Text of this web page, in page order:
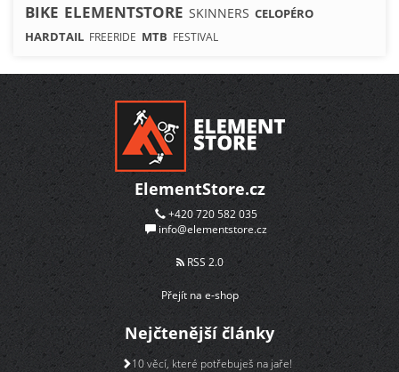
BIKE ELEMENTSTORE SKINNERS CELOPÉRO
HARDTAIL FREERIDE MTB FESTIVAL
ElementStore.cz
+420 720 582 035
info@elementstore.cz
RSS 2.0
Přejít na e-shop
Nejčtenější články
10 věcí, které potřebuješ na jaře!